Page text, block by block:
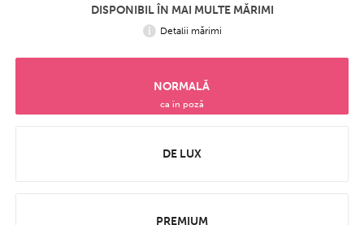
DISPONIBIL ÎN MAI MULTE MĂRIMI
Detalii mărimi
NORMALĂ
ca în poză
DE LUX
PREMIUM